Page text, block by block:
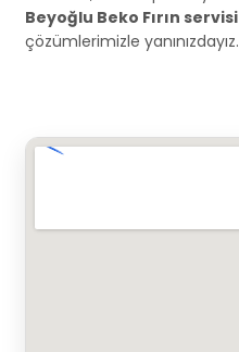
Beyoğlu Beko Fırın servisi
çözümlerimizle yanınızdayız.